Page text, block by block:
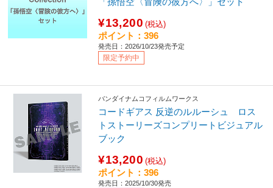
¥13,200 (税込)
ポイント：396
発売日：2026/10/23発売予定
限定予約中
バンダイナムコフィルムワークス
コードギアス 反逆のルルーシュ ロス
トストーリーズコンプリートビジュアル
ブック
¥13,200 (税込)
ポイント：396
発売日：2025/10/30発売